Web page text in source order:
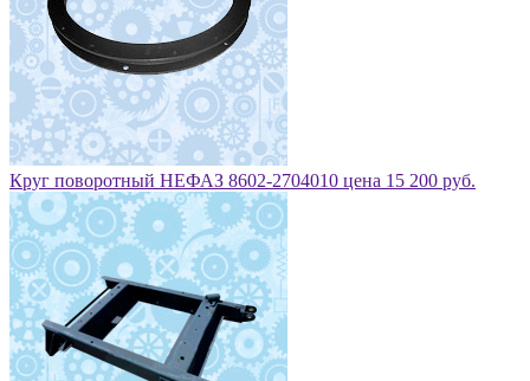
Круг поворотный НЕФАЗ 8602-2704010 цена 15 200 руб.